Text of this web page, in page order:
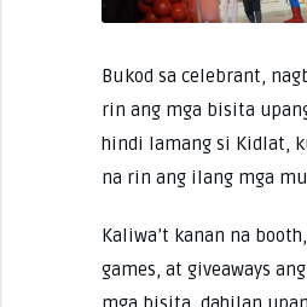
Bukod sa celebrant,
rin ang mga bisita
hindi lamang si Kidlat,
na rin ang ilang mga
Kaliwa’t kanan na
games, at giveaways